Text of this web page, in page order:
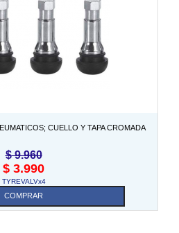
CUELLO Y TAPA CROMADA
$9.960
$ 3.990
TYREVALVx4
COMPRAR